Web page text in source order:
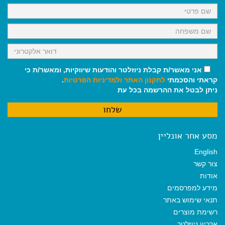
k
p
m
אני מאשר/ת קבלת ניוזלטר והודעות שיווקיות, ומאשר/ת כי
קראתי והסכמתי לתקנון האתר ולמדיניות הפרטיות.
ניתן לבטל את ההרשמה בכל עת
מסע אחר אונליין
English
צור קשר
אודות
מידע למפרסמים
תנאי שימוש באתר
רשימת מוצרים